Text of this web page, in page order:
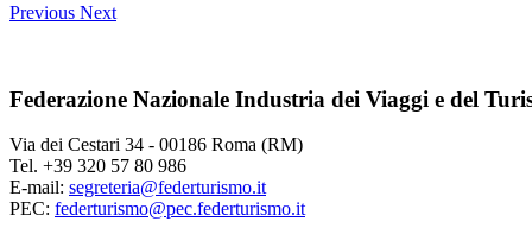
Previous Next
Federazione Nazionale Industria dei Viaggi e del
Via dei Cestari 34 - 00186 Roma (RM)
Tel. +39 320 57 80 986
E-mail: segreteria@federturismo.it
PEC: federturismo@pec.federturismo.it